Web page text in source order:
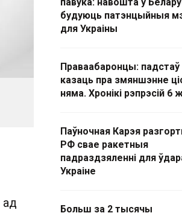
ад
будуюць патэнцыйныя
для Украіны
Праваабаронцы: падстаў
казаць пра змяншэнне
няма. Хронікі рэпрэсій 6
Паўночная Карэя
РФ свае ракетныя
падраздзяленні для
Украіне
Больш за 2 тысячы